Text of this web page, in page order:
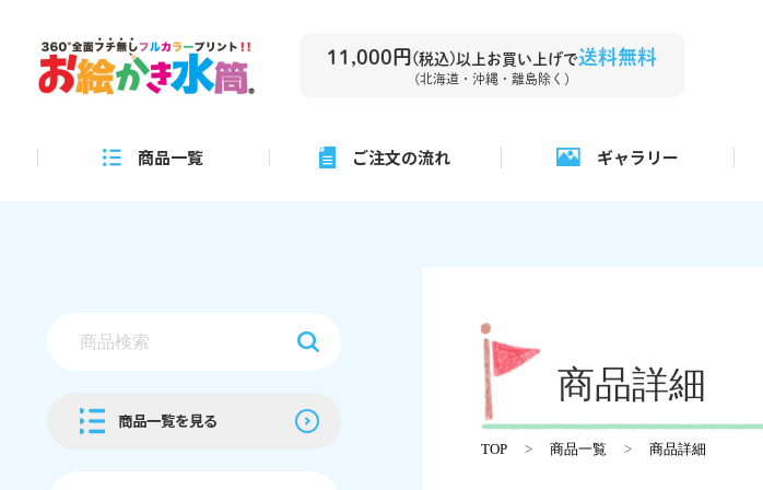
11,000円(税込)以上お買い上げで送料無料
(北海道・沖縄・離島除く)
商品一覧 ご注文の流れ ギャラリー
商品一覧を見る
商品詳細
TOP 商品一覧 商品詳細